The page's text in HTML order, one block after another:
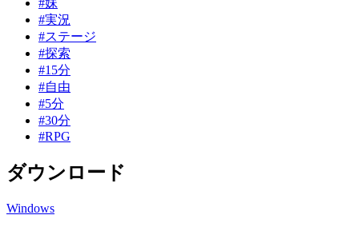
#実況
#ステージ
#探索
#15分
#自由
#5分
#30分
#RPG
ダウンロード
Windows